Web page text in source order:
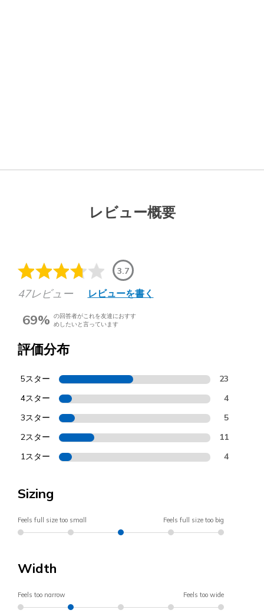
レビュー概要
3.7
47レビュー レビューを書く
69% の回答者がこれを友達におすす
めしたいと言っています
評価分布
5スター 23
4スター 4
3スター 5
2スター 11
1スター 4
Sizing
Feels full size too small Feels full size too big
Width
Feels too narrow Feels too wide